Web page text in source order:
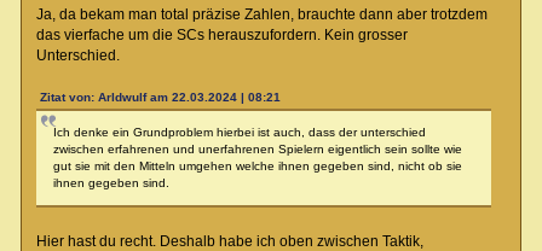
Ja, da bekam man total präzise Zahlen, brauchte dann aber trotzdem
das vierfache um die SCs herauszufordern. Kein grosser
Unterschied.
Zitat von: Arldwulf am 22.03.2024 | 08:21
Ich denke ein Grundproblem hierbei ist auch, dass der unterschied
zwischen erfahrenen und unerfahrenen Spielern eigentlich sein sollte wie
gut sie mit den Mitteln umgehen welche ihnen gegeben sind, nicht ob sie
ihnen gegeben sind.
Hier hast du recht. Deshalb habe ich oben zwischen Taktik,